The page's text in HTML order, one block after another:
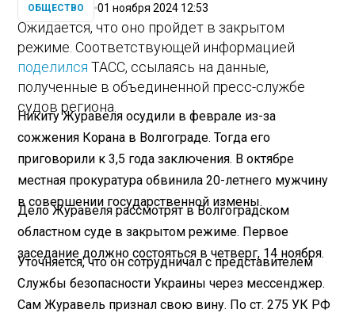
ОБЩЕСТВО 01 ноября 2024 12:53
Ожидается, что оно пройдет в закрытом
режиме. Соответствующей информацией
поделился ТАСС, ссылаясь на данные,
полученные в объединенной пресс-службе
судов региона.
Никиту Журавеля осудили в феврале из-за
сожжения Корана в Волгограде. Тогда его
приговорили к 3,5 года заключения. В октябре
местная прокуратура обвинила 20-летнего мужчину
в совершении государственной измены.
Дело Журавеля рассмотрят в Волгоградском
областном суде в закрытом режиме. Первое
заседание должно состояться в четверг, 14 ноября.
Уточняется, что он сотрудничал с представителем
Службы безопасности Украины через мессенджер.
Сам Журавель признал свою вину. По ст. 275 УК РФ